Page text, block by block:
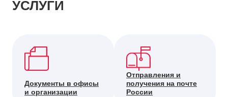
УСЛУГИ
Документы в офисы
и организации
Отправления и
получения на почте
России